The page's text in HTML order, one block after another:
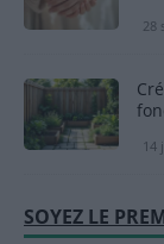
28
14
SOYEZ LE